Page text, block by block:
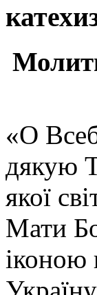
«О
дякую
якої
Мати
іконою